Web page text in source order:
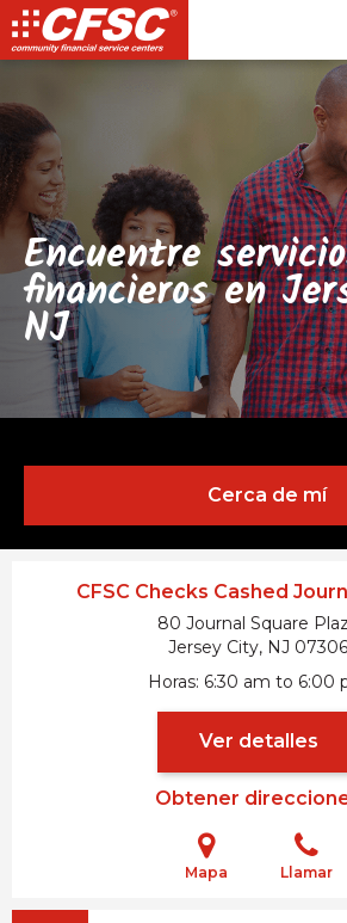
Encuentre
financieros en
NJ
Cerca de mí
CFSC Checks Cashed
80 Journal Square
Jersey City, NJ 07306
Horas 6:30 am to 6:00
Ver detalles
Obtener
Mapa Llamar